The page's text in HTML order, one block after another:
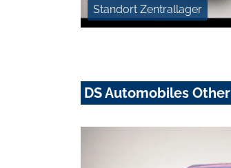
Standort Zentrallager
DS Automobiles